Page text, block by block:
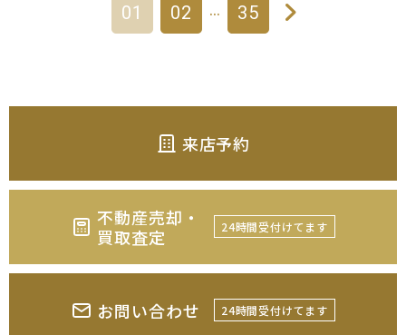
01 02 … 35
来店予約
不動産売却・
買取査定
24時間受付けてます
お問い合わせ 24時間受付けてます